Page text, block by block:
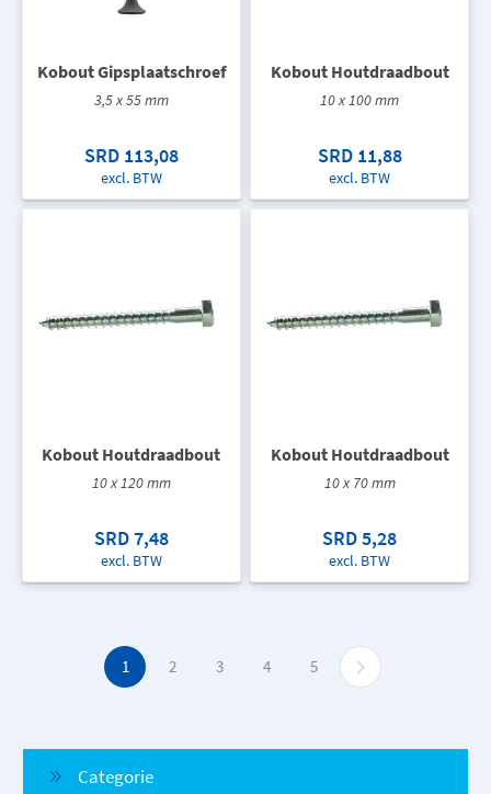
Kobout Gipsplaatschroef
3,5 x 55 mm
SRD 113,08
excl. BTW
Kobout Houtdraadbout
10 x 100 mm
SRD 11,88
excl. BTW
Kobout Houtdraadbout
10 x 120 mm
SRD 7,48
excl. BTW
Kobout Houtdraadbout
10 x 70 mm
SRD 5,28
excl. BTW
1 2 3 4 5
Categorie